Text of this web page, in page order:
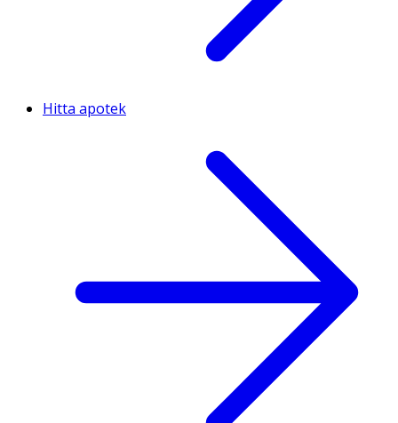
Hitta apotek